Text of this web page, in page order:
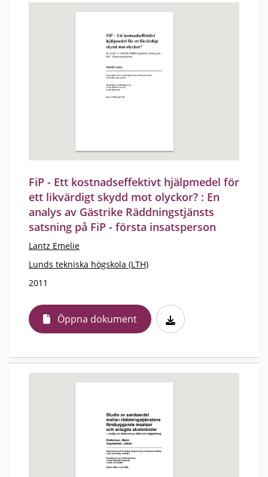
FiP - Ett kostnadseffektivt hjälpmedel för
ett likvärdigt skydd mot olyckor? : En
analys av Gästrike Räddningstjänsts
satsning på FiP - första insatsperson
Lantz Emelie
Lunds tekniska högskola (LTH)
2011
Öppna dokument